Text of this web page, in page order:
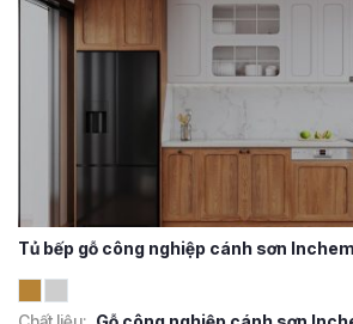
Tủ bếp gỗ công nghiệp cánh sơn